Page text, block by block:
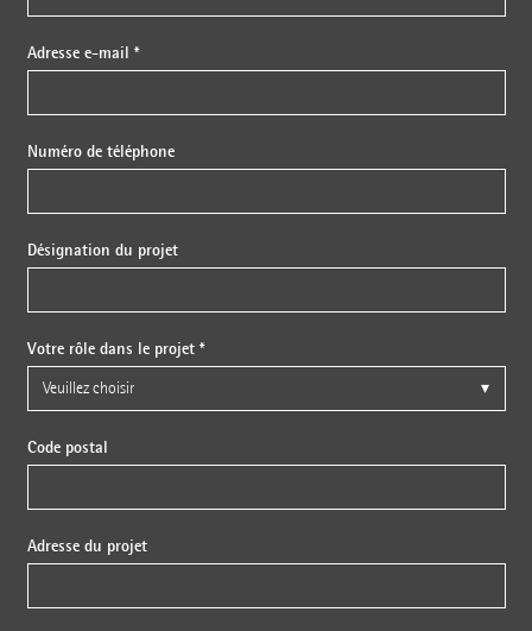
Adresse e-mail *
Numéro de téléphone
Désignation du projet
Votre rôle dans le projet *
Code postal
Adresse du projet